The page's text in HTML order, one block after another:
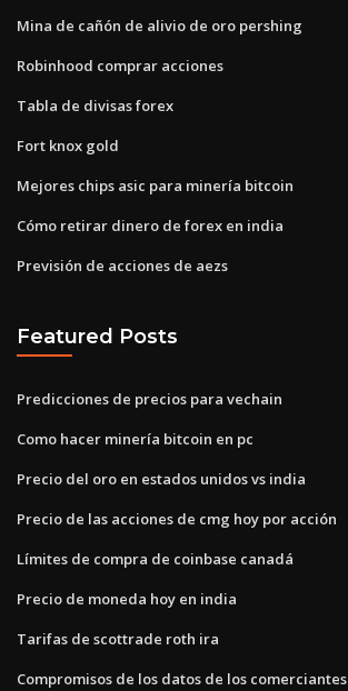
Mina de cañón de alivio de oro pershing
Robinhood comprar acciones
Tabla de divisas forex
Fort knox gold
Mejores chips asic para minería bitcoin
Cómo retirar dinero de forex en india
Previsión de acciones de aezs
Featured Posts
Predicciones de precios para vechain
Como hacer minería bitcoin en pc
Precio del oro en estados unidos vs india
Precio de las acciones de cmg hoy por acción
Límites de compra de coinbase canadá
Precio de moneda hoy en india
Tarifas de scottrade roth ira
Compromisos de los datos de los comerciantes